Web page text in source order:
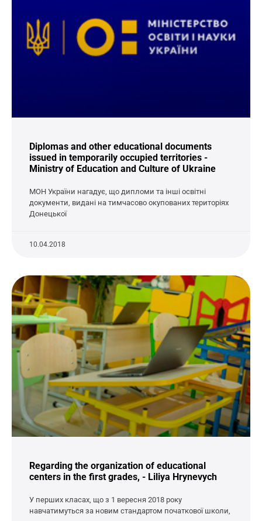
Diplomas and other educational documents
issued in temporarily occupied territories -
Ministry of Education and Culture of Ukraine
МОН України нагадує, що дипломи та інші освітні
документи, видані на тимчасово окупованих територіях
Донецької
10.04.2018
Regarding the organization of educational
centers in the first grades, - Liliya Hrynevych
У перших класах, що з 1 вересня 2018 року
навчатимуться за новим стандартом початкової школи,